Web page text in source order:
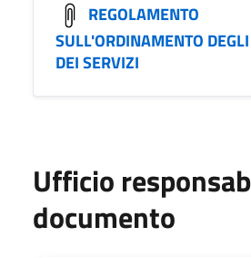
REGOLAMENTO
SULL'ORDINAMENTO
DEI SERVIZI
Ufficio
documento